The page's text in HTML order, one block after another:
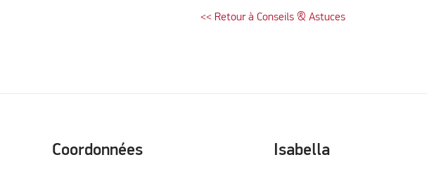
Please accept marketing cookies to watch
<< Retour à Conseils & Astuces
Coordonnées Isabella